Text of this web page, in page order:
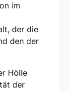
im
der die
den der
Hölle
der